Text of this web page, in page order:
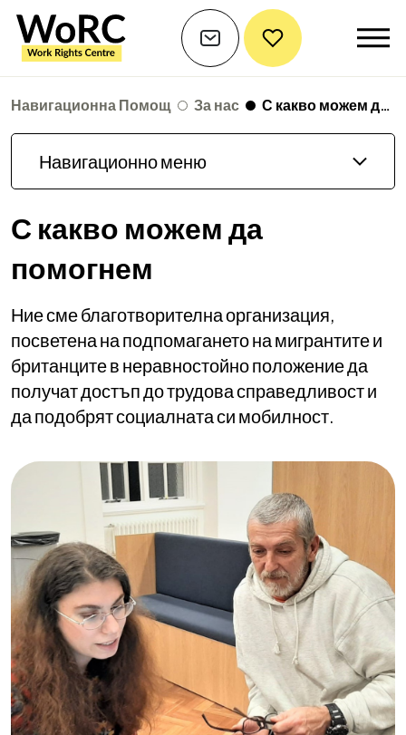
Навигационна Помощ За нас С какво можем да помогнем
Навигационно меню
С какво можем да
помогнем
Ние сме благотворителна организация,
посветена на подпомагането на мигрантите и
британците в неравностойно положение да
получат достъп до трудова справедливост и
да подобрят социалната си мобилност.